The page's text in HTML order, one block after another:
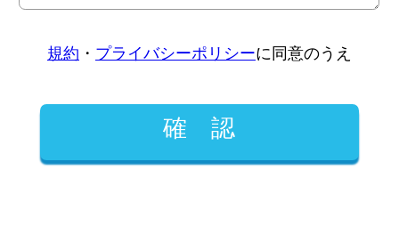
規約 ・ プライバシーポリシーに同意のうえ